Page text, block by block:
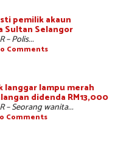
pemilik akaun
Sultan Selangor
– Polis...
Comments
langgar lampu merah
didenda RM13,000
– Seorang wanita...
Comments